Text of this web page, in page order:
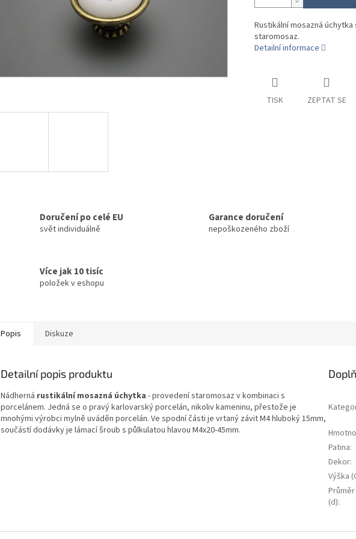
Rustikální mosazná
staromosaz.
Detailní informace
TISK ZEPTAT SE
Doručení po celé EU
svět individuálně
Garance doručení
nepoškozeného zboží
Více jak 10 tisíc
položek v eshopu
Popis Diskuze
Detailní popis produktu
Nádherná rustikální mosazná úchytka - provedení staromosaz v kombinaci s
porcelánem. Jedná se o pravý karlovarský porcelán, nikoliv kameninu, přestože je
mnohými výrobci mylně uváděn porcelán. Ve spodní části je vrtaný závit M4 hluboký 15mm,
součástí dodávky je lámací šroub s půlkulatou hlavou M4x20-45mm.
Patina:
Dekor:
Výška
Průměr
(d):